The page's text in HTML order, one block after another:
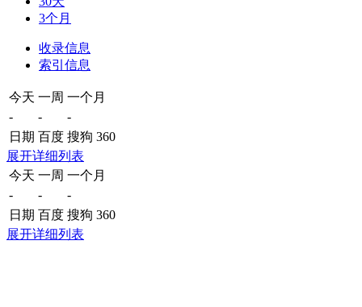
3个月
收录信息
索引信息
今天 一周 一个月
-
-
-
日期 百度 搜狗 360
展开详细列表
今天 一周 一个月
-
-
-
日期 百度 搜狗 360
展开详细列表